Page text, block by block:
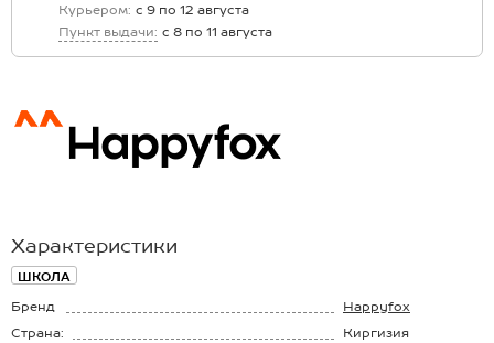
Курьером: с 9 по 12 августа
Пункт выдачи: с 8 по 11 августа
Характеристики
ШКОЛА
Бренд
Happyfox
Страна:
Киргизия